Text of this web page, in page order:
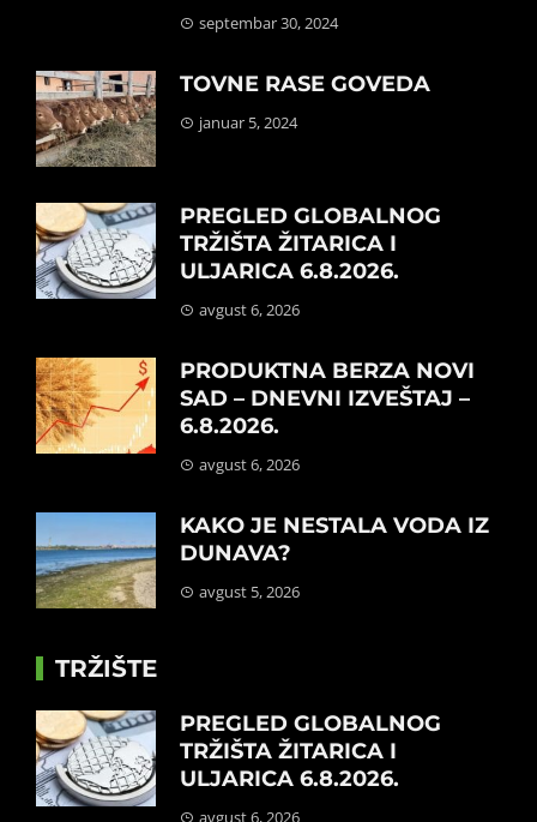
septembar 30, 2024
TOVNE RASE GOVEDA
januar 5, 2024
PREGLED GLOBALNOG
TRŽIŠTA ŽITARICA I
ULJARICA 6.8.2026.
avgust 6, 2026
PRODUKTNA BERZA NOVI
SAD – DNEVNI IZVEŠTAJ –
6.8.2026.
avgust 6, 2026
KAKO JE NESTALA VODA IZ
DUNAVA?
avgust 5, 2026
TRŽIŠTE
PREGLED GLOBALNOG
TRŽIŠTA ŽITARICA I
ULJARICA 6.8.2026.
avgust 6, 2026